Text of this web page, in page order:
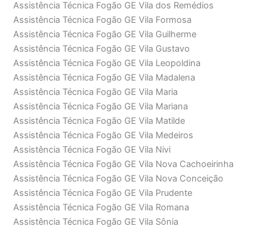
Assistência Técnica Fogão GE Vila dos Remédios
Assistência Técnica Fogão GE Vila Formosa
Assistência Técnica Fogão GE Vila Guilherme
Assistência Técnica Fogão GE Vila Gustavo
Assistência Técnica Fogão GE Vila Leopoldina
Assistência Técnica Fogão GE Vila Madalena
Assistência Técnica Fogão GE Vila Maria
Assistência Técnica Fogão GE Vila Mariana
Assistência Técnica Fogão GE Vila Matilde
Assistência Técnica Fogão GE Vila Medeiros
Assistência Técnica Fogão GE Vila Nivi
Assistência Técnica Fogão GE Vila Nova Cachoeirinha
Assistência Técnica Fogão GE Vila Nova Conceição
Assistência Técnica Fogão GE Vila Prudente
Assistência Técnica Fogão GE Vila Romana
Assistência Técnica Fogão GE Vila Sônia